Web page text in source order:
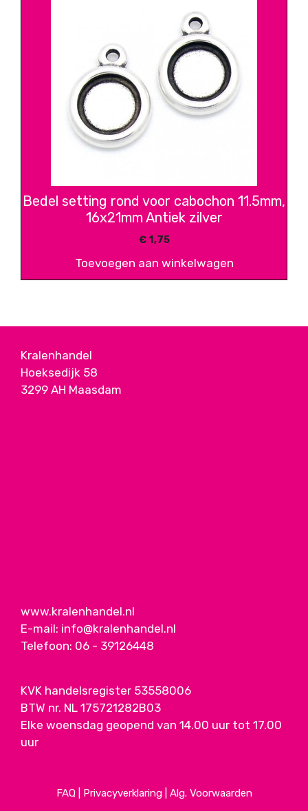
Bedel setting rond voor cabochon 11.5mm,
16x21mm Antiek zilver
€1,75
Toevoegen aan winkelwagen
Kralenhandel
Hoeksedijk 58
3299 AH Maasdam
www.kralenhandel.nl
E-mail: info@kralenhandel.nl
Telefoon: 06 - 39126448
KVK handelsregister 53558006
BTW nr. NL 175721282B03
Elke woensdag geopend van 14.00 uur tot 17.00
uur
FAQ| Privacyverklaring| Alg. Voorwaarden